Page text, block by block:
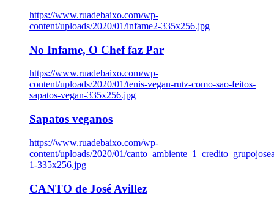
https://www.ruadebaixo.com/wp-
content/uploads/2020/01/infame2-335x256.jpg
No Infame, O Chef faz Par
https://www.ruadebaixo.com/wp-
content/uploads/2020/01/tenis-vegan-rutz-como-sao-feitos-
sapatos-vegan-335x256.jpg
Sapatos veganos
https://www.ruadebaixo.com/wp-
content/uploads/2020/01/
1-335x256.jpg
CANTO de José Avillez